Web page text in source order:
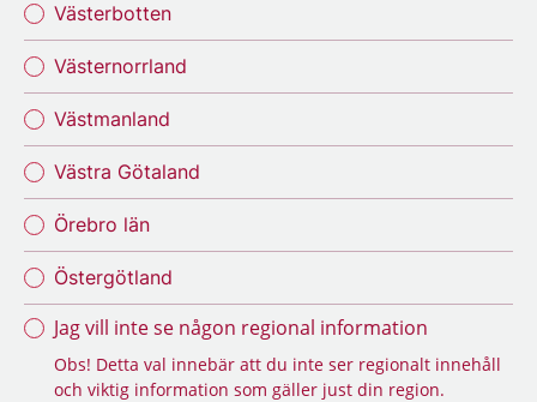
Västerbotten
Västernorrland
Västmanland
Västra Götaland
Örebro län
Östergötland
Jag vill inte se någon regional information
Obs! Detta val innebär att du inte ser regionalt innehåll
och viktig information som gäller just din region.